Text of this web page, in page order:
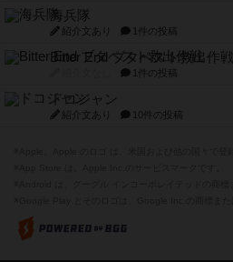
海兵隊
紹介文あり 1件の投稿
Bitter End ブタペスト救出作戦
1件の投稿
ドコジャン
紹介文あり 10件の投稿